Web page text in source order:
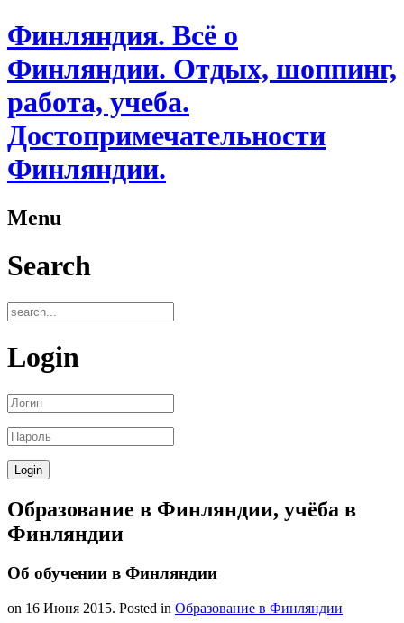
Финляндия. Всё о
Финляндии. Отдых, шоппинг,
работа, учеба.
Достопримечательности
Финляндии.
Menu
Search
Login
Образование в Финляндии, учёба в
Финляндии
Об обучении в Финляндии
on 16 Июня 2015. Posted in Образование в Финляндии